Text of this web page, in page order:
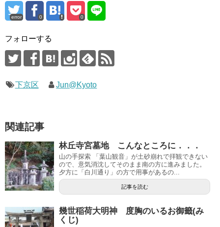
error 0 0
フォローする
下京区 Jun@Kyoto
関連記事
林丘寺宮墓地 こんなところに．．．
山の手探索 「葉山観音」が土砂崩れで拝観できない
ので、意気消沈してそのまま南の方に進みました。
夕方に「白川通り」の方で用事があるの...
記事を読む
幾世稲荷大明神 度胸のいるお御籤(み
くじ)